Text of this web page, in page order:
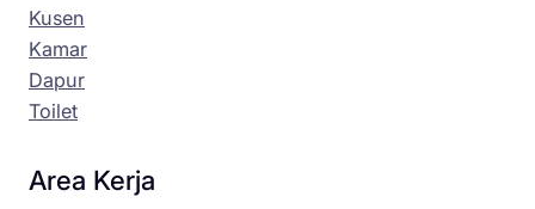
Kusen
Kamar
Dapur
Toilet
Area Kerja